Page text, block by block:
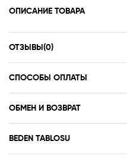
ОПИСАНИЕ ТОВАРА
ОТЗЫВЫ (0)
СПОСОБЫ ОПЛАТЫ
ОБМЕН И ВОЗВРАТ
BEDEN TABLOSU